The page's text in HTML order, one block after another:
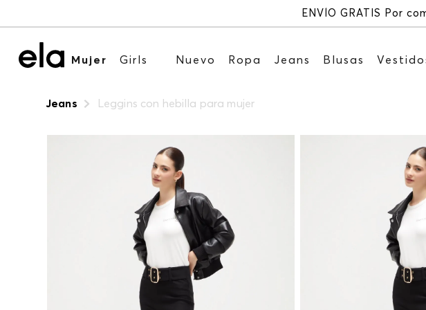
ENVÍO GRATIS Por
Mujer Girls Nuevo Ropa Jeans Blusas
Jeans Leggins con hebilla para mujer